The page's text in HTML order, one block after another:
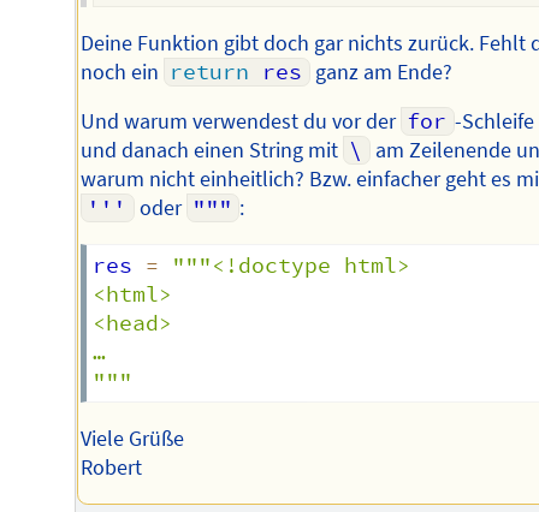
Deine Funktion gibt doch gar nichts zurück. Fehlt
noch ein return res ganz am Ende?
Und warum verwendest du vor der for -Schleife
und danach einen String mit \
am Zeilenende
warum nicht einheitlich? Bzw. einfacher geht es
'''
oder """ :
res =
"""<!doctype html>
<html>
<head>
…
"""
Viele Grüße
Robert